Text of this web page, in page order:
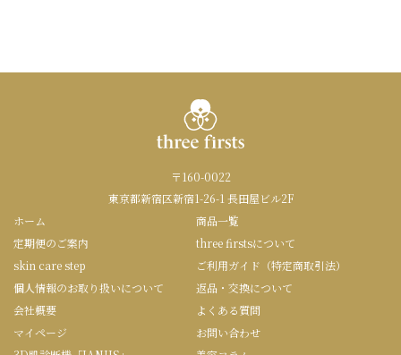
〒160-0022
東京都新宿区新宿1-26-1 長田屋ビル2F
ホーム
商品一覧
定期便のご案内
three firstsについて
skin care step
ご利用ガイド（特定商取引法）
個人情報のお取り扱いについて
返品・交換について
会社概要
よくある質問
マイページ
お問い合わせ